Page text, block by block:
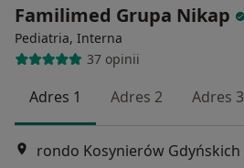
Familimed Grupa Nikap
Pediatria, Interna
37 opinii
Adres 1 Adres 2 Adres 3